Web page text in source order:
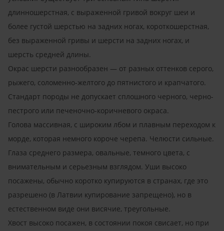
длинношерстная, с выраженной гривой вокруг шеи и
более густой шерстью на задних ногах, короткошерстная,
без выраженной гривы и шерсти на задних ногах, и
шерсть средней длины.
Окрас шерсти разнообразен — от разных оттенков серого,
рыжего, соломенно-желтого до пятнистого и крапчатого.
Стандарт породы не допускает сплошного черного, черно-
пестрого или печеночно-коричневого окраса.
Голова массивная, с широким лбом и плавным переходом к
морде, которая немного короче черепа. Челюсти сильные.
Глаза среднего размера, овальные, темного цвета, с
внимательным и серьезным взглядом. Уши высоко
посажены, обычно коротко купируются в странах, где это
разрешено (в Латвии купирование запрещено), но в
естественном виде они висячие, треугольные.
Хвост высоко посажен, в состоянии покоя свисает, но при